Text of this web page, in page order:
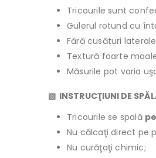
Tricourile sunt
Gulerul rotund cu
Fără cusături
Textură foarte
Măsurile pot varia
▧ INSTRUCŢIUNI DE
Tricourile se spală
Nu călcaţi direct pe
Nu curăţaţi chimic;